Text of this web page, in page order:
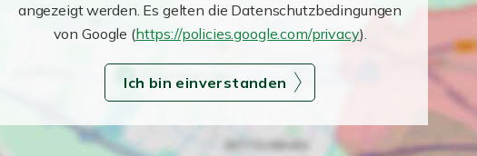
angezeigt werden. Es gelten die Datenschutzbedingungen
von Google (https://policies.google.com/privacy).
Ich bin einverstanden